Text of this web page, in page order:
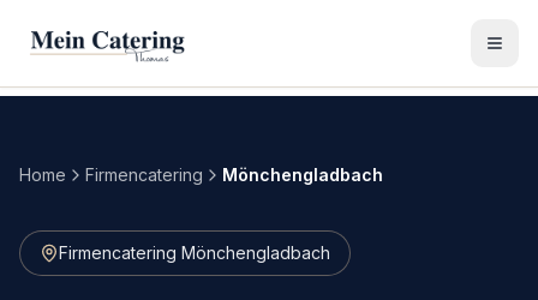
Home Firmencatering Mönchengladbach
Firmencatering Mönchengladbach